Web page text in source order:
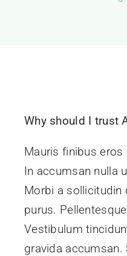
Why should I trust
Mauris finibus eros
In accumsan nulla
Morbi a sollicitudin
purus.
Vestibulum
gravida